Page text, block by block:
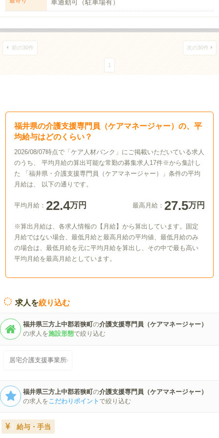
車通勤可（駐車場有）
前の30件 次の30件
1
福井県の介護支援専門員（ケアマネージャー）の、平
均給与はどのくらい？
2026/08/07時点で「ケア人材バンク」にご掲載いただいている求人
のうち、 平均月給の算出可能な常勤の募集求人17件※から集計し
た 「福井県・介護支援専門員（ケアマネージャー）」条件の平均
月給は、 以下の通りです。
平均月給： 22.4万円 最高月給： 27.5万円
※算出月給は、各求人情報の【月給】から算出しています。固定
月給ではない場合、最低月給と最高月給の平均値、最低月給のみ
の場合は、最低月給を元に平均月給を算出し、その中で最も高い
平均月給を最高月給としています。
求人を絞り込む
福井県三方上中郡若狭町の介護支援専門員（ケアマネージャー）
の求人を施設形態で絞り込む
居宅介護支援事業所
福井県三方上中郡若狭町の介護支援専門員（ケアマネージャー）
の求人をこだわりポイント で絞り込む
給与・手当